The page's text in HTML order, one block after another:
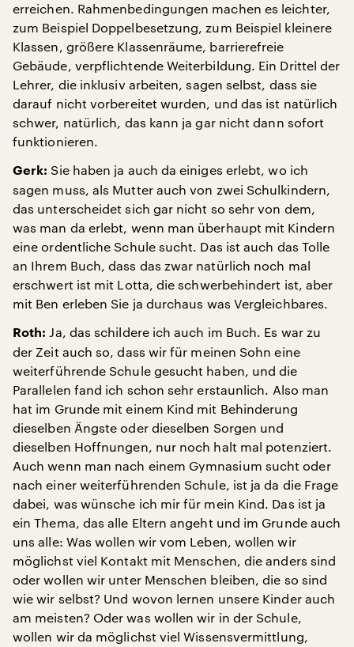
erreichen. Rahmenbedingungen machen es leichter,
zum Beispiel Doppelbesetzung, zum Beispiel kleinere
Klassen, größere Klassenräume, barrierefreie
Gebäude, verpflichtende Weiterbildung. Ein Drittel der
Lehrer, die inklusiv arbeiten, sagen selbst, dass sie
darauf nicht vorbereitet wurden, und das ist natürlich
schwer, natürlich, das kann ja gar nicht dann sofort
funktionieren.
Gerk: Sie haben ja auch da einiges erlebt, wo ich
sagen muss, als Mutter auch von zwei Schulkindern,
das unterscheidet sich gar nicht so sehr von dem,
was man da erlebt, wenn man überhaupt mit Kindern
eine ordentliche Schule sucht. Das ist auch das Tolle
an Ihrem Buch, dass das zwar natürlich noch mal
erschwert ist mit Lotta, die schwerbehindert ist, aber
mit Ben erleben Sie ja durchaus was Vergleichbares.
Roth: Ja, das schildere ich auch im Buch. Es war zu
der Zeit auch so, dass wir für meinen Sohn eine
weiterführende Schule gesucht haben, und die
Parallelen fand ich schon sehr erstaunlich. Also man
hat im Grunde mit einem Kind mit Behinderung
dieselben Ängste oder dieselben Sorgen und
dieselben Hoffnungen, nur noch halt mal potenziert.
Auch wenn man nach einem Gymnasium sucht oder
nach einer weiterführenden Schule, ist ja da die Frage
dabei, was wünsche ich mir für mein Kind. Das ist ja
ein Thema, das alle Eltern angeht und im Grunde auch
uns alle: Was wollen wir vom Leben, wollen wir
möglichst viel Kontakt mit Menschen, die anders sind
oder wollen wir unter Menschen bleiben, die so sind
wie wir selbst? Und wovon lernen unsere Kinder auch
am meisten? Oder was wollen wir in der Schule,
wollen wir da möglichst viel Wissensvermittlung,